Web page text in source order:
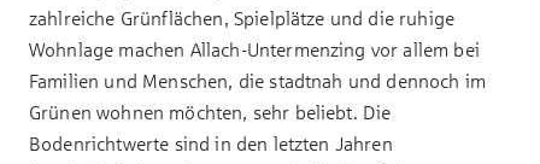
zahlreiche Grünflächen, Spielplätze und die ruhige
Wohnlage machen Allach-Untermenzing vor allem bei
Familien und Menschen, die stadtnah und dennoch im
Grünen wohnen möchten, sehr beliebt. Die
Bodenrichtwerte sind in den letzten Jahren